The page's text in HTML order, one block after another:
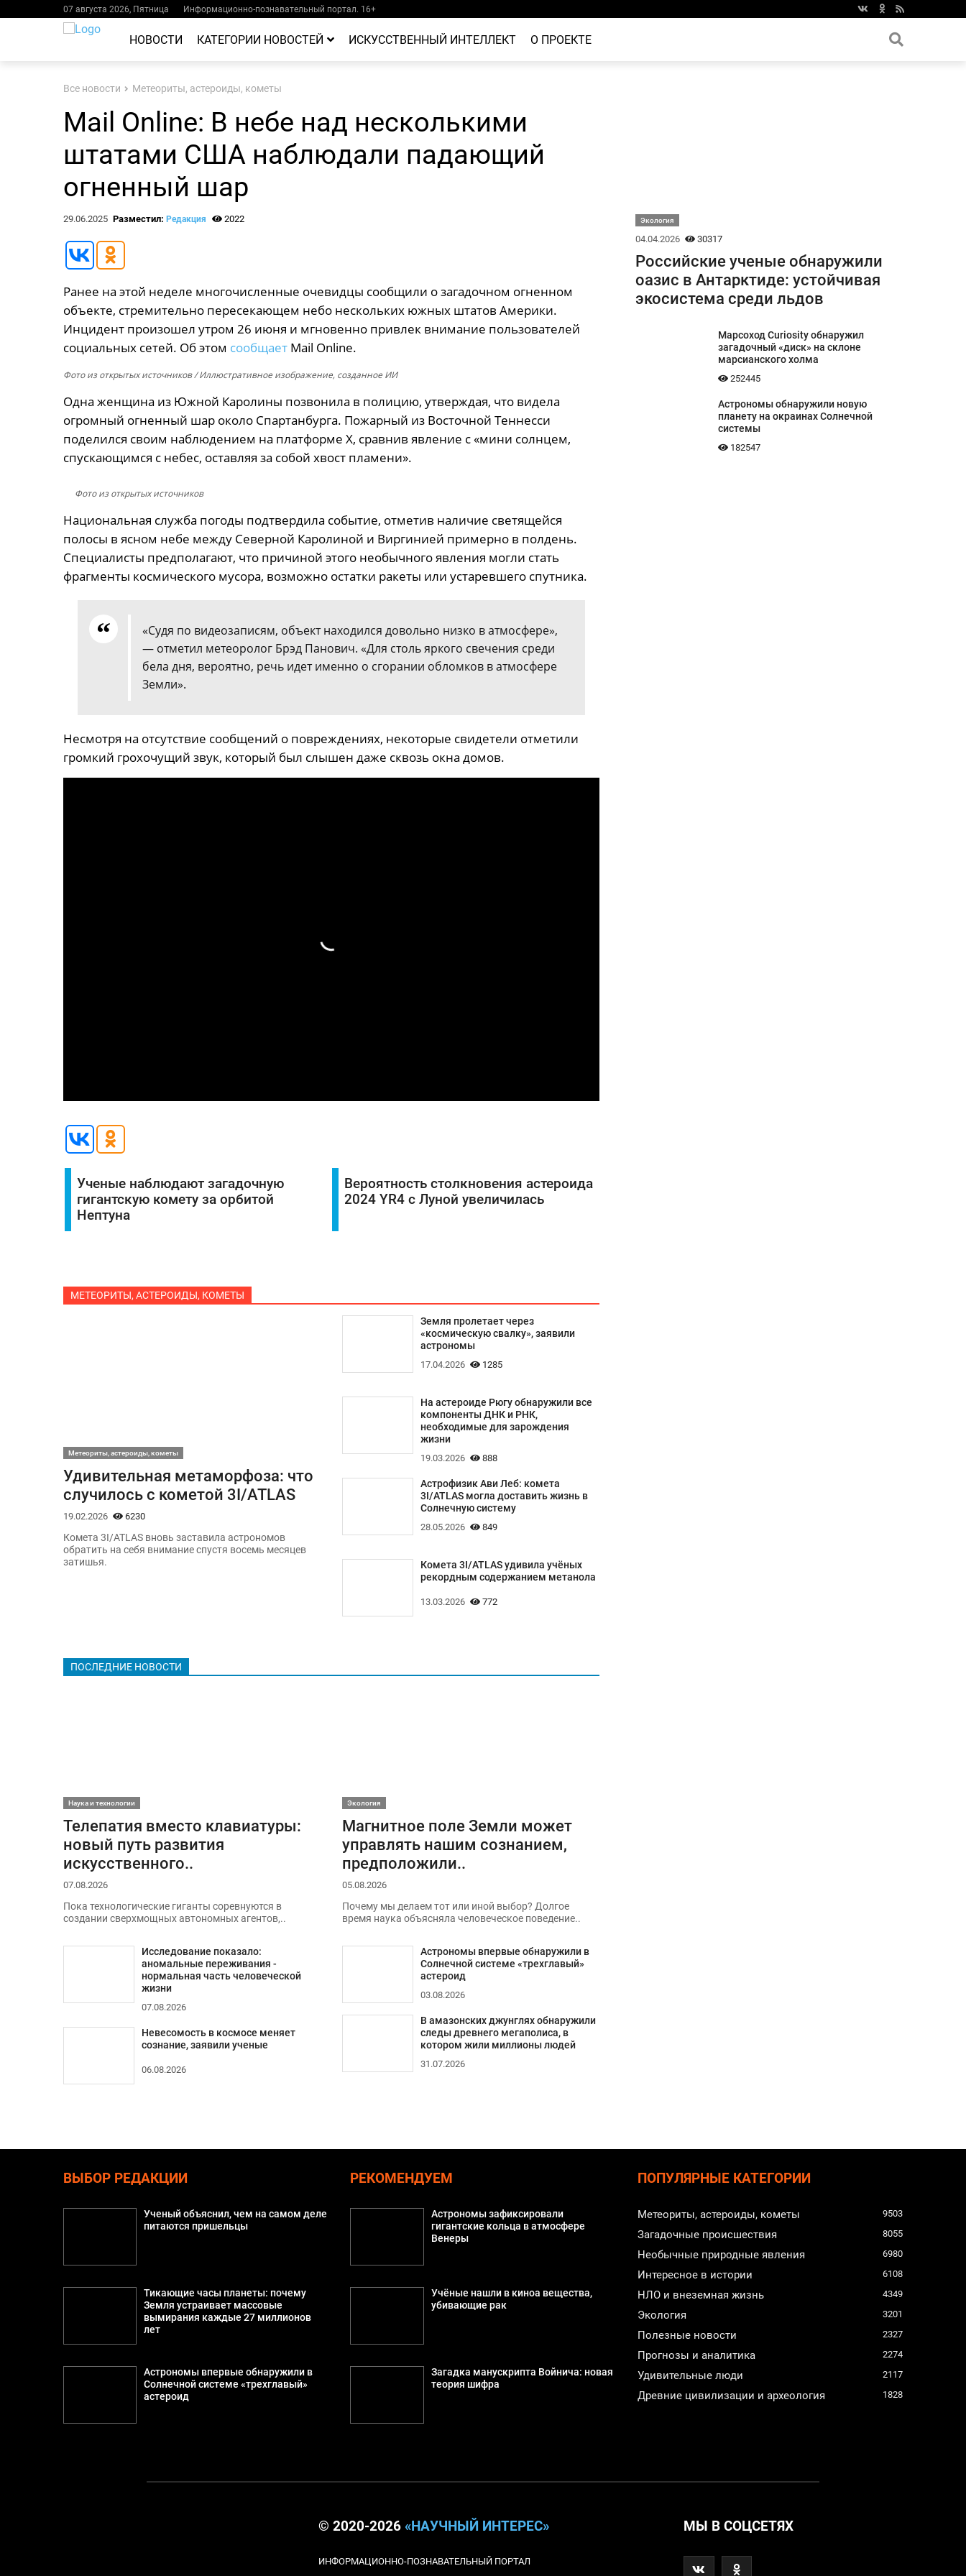
07 августа 2026, Пятница Информационно-познавательный портал. 16+
НОВОСТИ КАТЕГОРИИ НОВОСТЕЙ ИСКУССТВЕННЫЙ ИНТЕЛЛЕКТ О ПРОЕКТЕ
Все новости Метеориты, астероиды, кометы
Mail Online: В небе над несколькими
штатами США наблюдали падающий
огненный шар
29.06.2025 Разместил: Редакция 2022
Ранее на этой неделе многочисленные очевидцы сообщили о загадочном огненном
объекте, стремительно пересекающем небо нескольких южных штатов Америки.
Инцидент произошел утром 26 июня и мгновенно привлек внимание пользователей
социальных сетей. Об этом сообщаетMail Online.
Фото из открытых источников/ Иллюстративное изображение, созданное ИИ
Одна женщина из Южной Каролины позвонила в полицию, утверждая, что видела
огромный огненный шар около Спартанбурга. Пожарный из Восточной Теннесси
поделился своим наблюдением на платформе X, сравнив явление с «мини солнцем,
спускающимся с небес, оставляя за собой хвост пламени».
Фото из открытых источников
Национальная служба погоды подтвердила событие, отметив наличие светящейся
полосы в ясном небе между Северной Каролиной и Виргинией примерно в полдень.
Специалисты предполагают, что причиной этого необычного явления могли стать
фрагменты космического мусора, возможно остатки ракеты или устаревшего спутника.
«Судя по видеозаписям, объект находился довольно низко в атмосфере»,
— отметил метеоролог Брэд Панович. «Для столь яркого свечения среди
бела дня, вероятно, речь идет именно о сгорании обломков в атмосфере
Земли».
Несмотря на отсутствие сообщений о повреждениях, некоторые свидетели отметили
громкий грохочущий звук, который был слышен даже сквозь окна домов.
Ученые наблюдают загадочную
гигантскую комету за орбитой
Нептуна
Вероятность столкновения астероида
2024 YR4 с Луной увеличилась
МЕТЕОРИТЫ, АСТЕРОИДЫ, КОМЕТЫ
Метеориты, астероиды, кометы
Удивительная метаморфоза: что
случилось с кометой 3I/ATLAS
19.02.2026 6230
Комета 3I/ATLAS вновь заставила астрономов
обратить на себя внимание спустя восемь месяцев
затишья.
Земля пролетает через
«космическую свалку», заявили
астрономы
17.04.2026 1285
На астероиде Рюгу обнаружили все
компоненты ДНК и РНК,
необходимые для зарождения
жизни
19.03.2026 888
Астрофизик Ави Леб: комета
3I/ATLAS могла доставить жизнь в
Солнечную систему
28.05.2026 849
Комета 3I/ATLAS удивила учёных
рекордным содержанием метанола
13.03.2026 772
ПОСЛЕДНИЕ НОВОСТИ
Наука и технологии
Телепатия вместо клавиатуры:
новый путь развития
искусственного..
07.08.2026
Пока технологические гиганты соревнуются в
создании сверхмощных автономных агентов,..
Исследование показало:
аномальные переживания -
нормальная часть человеческой
жизни
07.08.2026
Невесомость в космосе меняет
сознание, заявили ученые
06.08.2026
Экология
Магнитное поле Земли может
управлять нашим сознанием,
предположили..
05.08.2026
Почему мы делаем тот или иной выбор? Долгое
время наука объясняла человеческое поведение..
Астрономы впервые обнаружили в
Солнечной системе «трехглавый»
астероид
03.08.2026
В амазонских джунглях обнаружили
следы древнего мегаполиса, в
котором жили миллионы людей
31.07.2026
Экология
04.04.2026 30317
Российские ученые обнаружили
оазис в Антарктиде: устойчивая
экосистема среди льдов
Марсоход Curiosity обнаружил
загадочный «диск» на склоне
марсианского холма
252445
Астрономы обнаружили новую
планету на окраинах Солнечной
системы
182547
ВЫБОР РЕДАКЦИИ
Ученый объяснил, чем на самом деле
питаются пришельцы
Тикающие часы планеты: почему
Земля устраивает массовые
вымирания каждые 27 миллионов
лет
Астрономы впервые обнаружили в
Солнечной системе «трехглавый»
астероид
РЕКОМЕНДУЕМ
Астрономы зафиксировали
гигантские кольца в атмосфере
Венеры
Учёные нашли в киноа вещества,
убивающие рак
Загадка манускрипта Войнича: новая
теория шифра
ПОПУЛЯРНЫЕ КАТЕГОРИИ
Метеориты, астероиды, кометы 9503
Загадочные происшествия 8055
Необычные природные явления 6980
Интересное в истории 6108
НЛО и внеземная жизнь 4349
Экология 3201
Полезные новости 2327
Прогнозы и аналитика 2274
Удивительные люди 2117
Древние цивилизации и археология 1828
© 2020-2026 «НАУЧНЫЙ ИНТЕРЕС»
ИНФОРМАЦИОННО-ПОЗНАВАТЕЛЬНЫЙ ПОРТАЛ
МЫ В СОЦСЕТЯХ